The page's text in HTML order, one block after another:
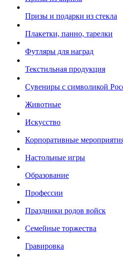
Призы и подарки из стекла
Плакетки, панно, тарелки
Футляры для наград
Текстильная продукция
Сувениры с символикой
Животные
Искусство
Корпоративные
Настольные игры
Образование
Профессии
Праздники родов войск
Семейные торжества
Гравировка